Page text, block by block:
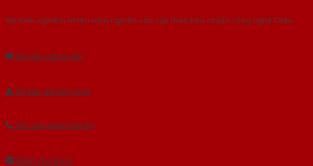
Với kinh nghiệm nhiêu năm nghiên cứu cửa theo tiêu chuẩn công nghệ Châu
Âu.Chúng tôi tự tin là nhà sản xuất & cung cấp hàng đầu tại Việt Nam!
Gửi yêu cầu tư vấn
Tải báo giá tổng hợp
Yêu cầu gọi lại (3 phút)
Dành cho đại lý